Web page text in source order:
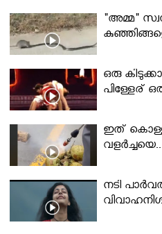
"അമ്മ"
ഒരു
പിള്ളേര്
ഇത്
നടി